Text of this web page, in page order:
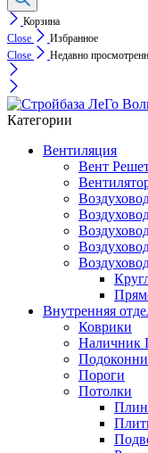
Корзина
Close
Избранное
Close
Недавно
Категории
Вентиляция
Вент
Внутренняя
Коврики
Пороги
Потолки